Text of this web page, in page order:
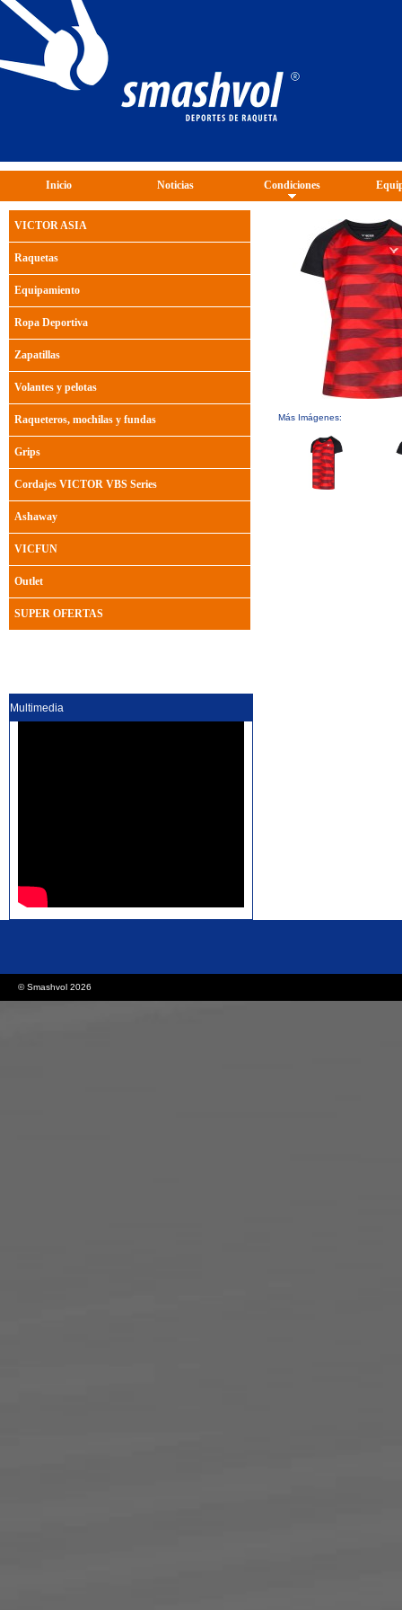
Inicio Noticias Condiciones
Más Imágenes:
VICTOR ASIA
Raquetas
Equipamiento
Ropa Deportiva
Zapatillas
Volantes y pelotas
Raqueteros, mochilas y fundas
Grips
Cordajes VICTOR VBS Series
Ashaway
VICFUN
Outlet
SUPER OFERTAS
Multimedia
© Smashvol 2026